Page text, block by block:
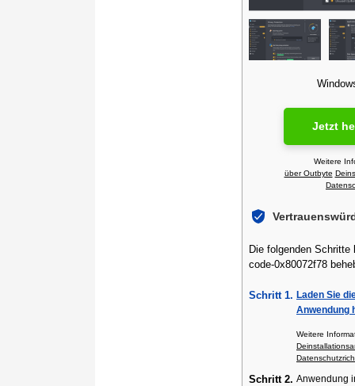
Jetzt
Weitere
über Outbyte
Die folgenden Schritte
code-0x80072f78
Schritt 1. Laden Sie
Anwendung
Weitere
Schritt 2. Anwendung